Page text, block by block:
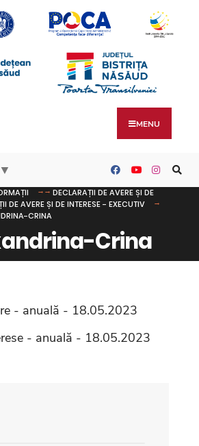
MENU
▼
DECLARAȚII DE AVERE ȘI DE
DE AVERE ȘI DE INTERESE - EXECUTIV
CRINA
Crina
- anuală - 18.05.2023
- anuală - 18.05.2023